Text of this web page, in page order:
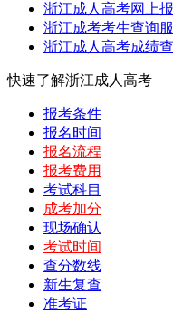
浙江成人高考网上
浙江成考考生查询
浙江成人高考成绩
快速了解浙江成人高考
报考条件
报名时间
报名流程
报考费用
考试科目
成考加分
现场确认
考试时间
查分数线
新生复查
准考证